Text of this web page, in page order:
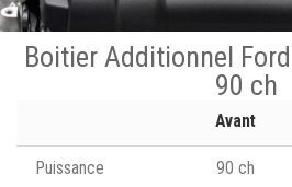
Boitier Additionnel
90 ch
Avant
Puissance 90 ch